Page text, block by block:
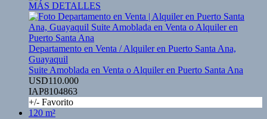
MÁS DETALLES
Departamento en Venta / Alquiler en Puerto Santa Ana,
Guayaquil
Suite Amoblada en Venta o Alquiler en Puerto Santa Ana
USD110.000
IAP8104863
+/- Favorito
120 m²